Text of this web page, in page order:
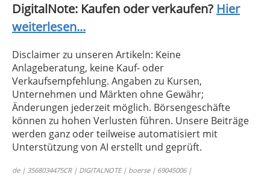
DigitalNote: Kaufen oder verkaufen? Hier
weiterlesen...
Disclaimer zu unseren Artikeln: Keine
Anlageberatung, keine Kauf- oder
Verkaufsempfehlung. Angaben zu Kursen,
Unternehmen und Märkten ohne Gewähr;
Änderungen jederzeit möglich. Börsengeschäfte
können zu hohen Verlusten führen. Unsere Beiträge
werden ganz oder teilweise automatisiert mit
Unterstützung von AI erstellt und geprüft.
de | 3568034475CR | DIGITALNOTE | boerse | 69045006 |